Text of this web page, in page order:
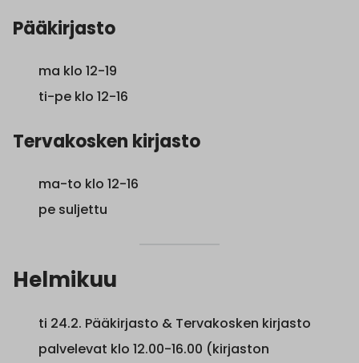
Pääkirjasto
ma klo 12-19
ti-pe klo 12-16
Tervakosken kirjasto
ma-to klo 12-16
pe suljettu
Helmikuu
ti 24.2. Pääkirjasto & Tervakosken kirjasto
palvelevat klo 12.00-16.00 (kirjaston